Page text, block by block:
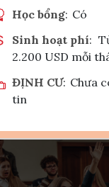
Học bổng: Có
Sinh hoạt phí:
2.200 USD mỗi
ĐỊNH CƯ: Chưa
tin
Ghi danh